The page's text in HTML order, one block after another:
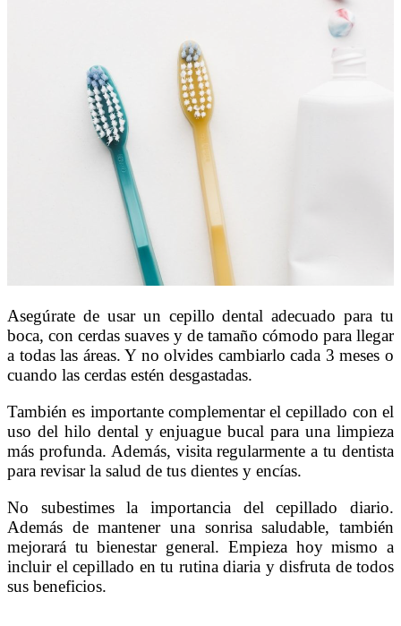
Asegúrate de usar un cepillo dental adecuado para tu
boca, con cerdas suaves y de tamaño cómodo para llegar
a todas las áreas. Y no olvides cambiarlo cada 3 meses o
cuando las cerdas estén desgastadas.
También es importante complementar el cepillado con el
uso del hilo dental y enjuague bucal para una limpieza
más profunda. Además, visita regularmente a tu dentista
para revisar la salud de tus dientes y encías.
No subestimes la importancia del cepillado diario.
Además de mantener una sonrisa saludable, también
mejorará tu bienestar general. Empieza hoy mismo a
incluir el cepillado en tu rutina diaria y disfruta de todos
sus beneficios.